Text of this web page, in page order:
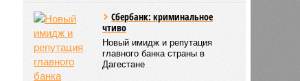
Сбербанк: криминальное
чтиво
Новый имидж и репутация
главного банка страны в
Дагестане